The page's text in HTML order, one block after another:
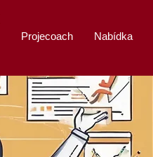
Projecoach Nabídka